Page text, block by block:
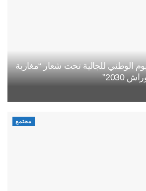
الوطني للجالية تحت شعار “مغاربة
2030”
مجتمع